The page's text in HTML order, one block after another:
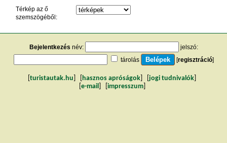
Térkép az ő
szemszögéből:
Bejelentkezés név:
jelszó:
tárolás
[regisztráció]
turistautak.hu hasznos apróságok jogi tudnivalók
e-mail impresszum]